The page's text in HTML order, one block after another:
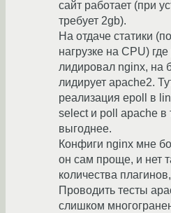
сайт работает (при
требует 2gb).
На отдаче статики
нагрузке на CPU)
лидировал nginx, на
лидирует apache2.
реализация epoll в
select и poll apache в
выгоднее.
Конфиги nginx мне
он сам проще, и нет
количества
Проводить тесты
слишком